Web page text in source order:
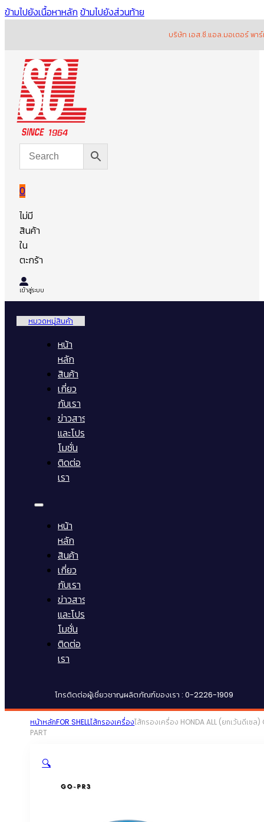
ข้ามไปยังเนื้อหาหลัก ข้ามไปยังส่วนท้าย
บริษัท เอส.ซี.แอล.มอเตอร์ พาร์ท จำกั
0
ไม่มี
สินค้า
ใน
ตะกร้า
เข้าสู่ระบบ
หมวดหมู่สินค้า
หน้า
หลัก
สินค้า
เกี่ยว
กับเรา
ข่าวสาร
และโปร
โมชั่น
ติดต่อ
เรา
หน้า
หลัก
สินค้า
เกี่ยว
กับเรา
ข่าวสาร
และโปร
โมชั่น
ติดต่อ
เรา
โทรติดต่อผู้เชี่ยวชาญผลิตภัณฑ์ของเรา : 0-2226-1909
หน้าหลักFOR SHELLไส้กรองเครื่องไส้กรองเครื่อง HONDA ALL (ยกเว้นดีเซล
PART
🔍